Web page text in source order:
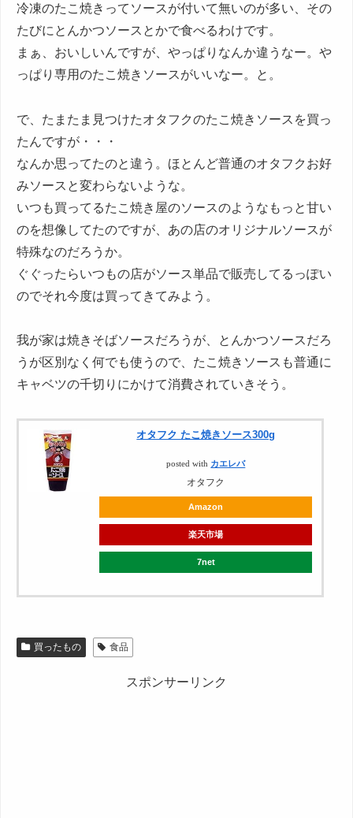
冷凍のたこ焼きってソースが付いて無いのが多い、その
たびにとんかつソースとかで食べるわけです。
まぁ、おいしいんですが、やっぱりなんか違うなー。や
っぱり専用のたこ焼きソースがいいなー。と。
で、たまたま見つけたオタフクのたこ焼きソースを買っ
たんですが・・・
なんか思ってたのと違う。ほとんど普通のオタフクお好
みソースと変わらないような。
いつも買ってるたこ焼き屋のソースのようなもっと甘い
のを想像してたのですが、あの店のオリジナルソースが
特殊なのだろうか。
ぐぐったらいつもの店がソース単品で販売してるっぽい
のでそれ今度は買ってきてみよう。
我が家は焼きそばソースだろうが、とんかつソースだろ
うが区別なく何でも使うので、たこ焼きソースも普通に
キャベツの千切りにかけて消費されていきそう。
オタフク たこ焼きソース300g
posted with カエレバ
オタフク
Amazon
楽天市場
7net
買ったもの 食品
スポンサーリンク